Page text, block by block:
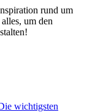
rund um
um den
wichtigsten